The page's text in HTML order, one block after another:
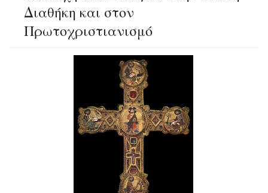
Διαθήκη και στον
Πρωτοχριστιανισμό